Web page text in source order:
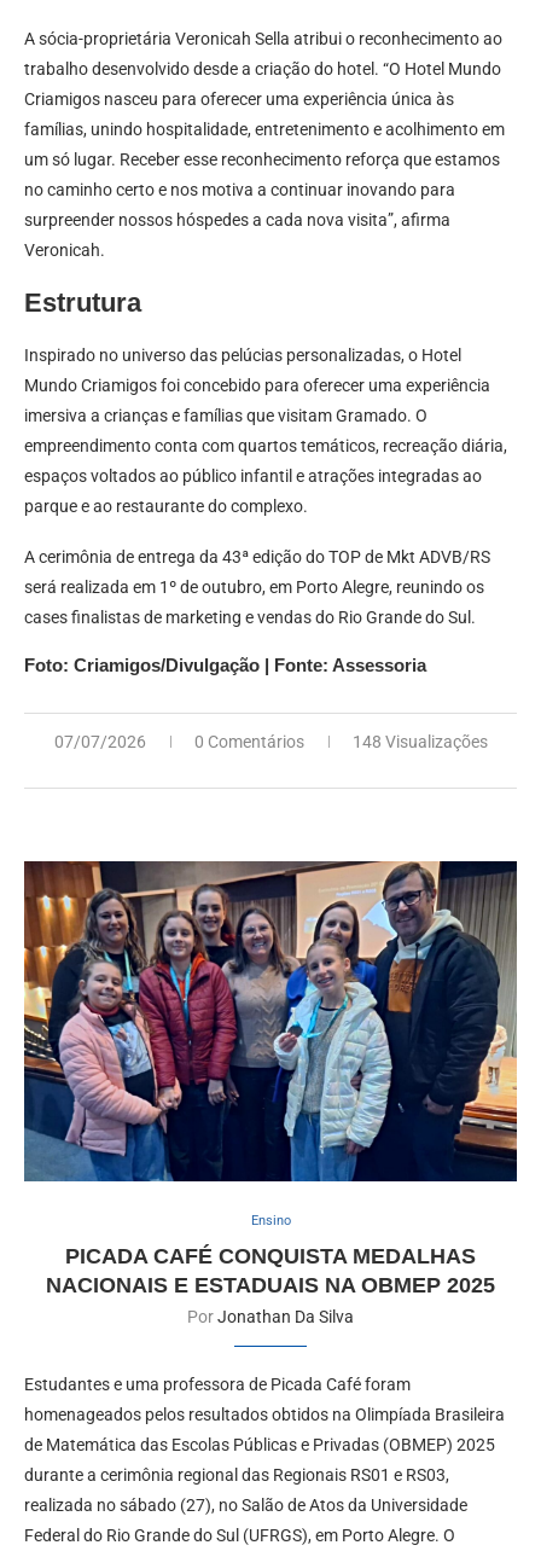
A sócia-proprietária Veronicah Sella atribui o reconhecimento ao
trabalho desenvolvido desde a criação do hotel. “O Hotel Mundo
Criamigos nasceu para oferecer uma experiência única às
famílias, unindo hospitalidade, entretenimento e acolhimento em
um só lugar. Receber esse reconhecimento reforça que estamos
no caminho certo e nos motiva a continuar inovando para
surpreender nossos hóspedes a cada nova visita”, afirma
Veronicah.
Estrutura
Inspirado no universo das pelúcias personalizadas, o Hotel
Mundo Criamigos foi concebido para oferecer uma experiência
imersiva a crianças e famílias que visitam Gramado. O
empreendimento conta com quartos temáticos, recreação diária,
espaços voltados ao público infantil e atrações integradas ao
parque e ao restaurante do complexo.
A cerimônia de entrega da 43ª edição do TOP de Mkt ADVB/RS
será realizada em 1º de outubro, em Porto Alegre, reunindo os
cases finalistas de marketing e vendas do Rio Grande do Sul.
Foto: Criamigos/Divulgação | Fonte: Assessoria
07/07/2026 0 Comentários 148 Visualizações
Ensino
PICADA CAFÉ CONQUISTA MEDALHAS
NACIONAIS E ESTADUAIS NA OBMEP 2025
PorJonathan Da Silva
Estudantes e uma professora de Picada Café foram
homenageados pelos resultados obtidos na Olimpíada Brasileira
de Matemática das Escolas Públicas e Privadas (OBMEP) 2025
durante a cerimônia regional das Regionais RS01 e RS03,
realizada no sábado (27), no Salão de Atos da Universidade
Federal do Rio Grande do Sul (UFRGS), em Porto Alegre. O